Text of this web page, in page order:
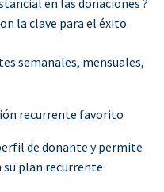
la clave para el éxito.
semanales, mensuales,
recurrente favorito
de donante y permite
plan recurrente